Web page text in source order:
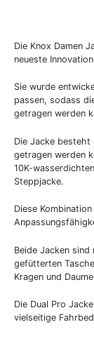
Die Knox Damen
neueste
Sie wurde
passen, sodass
getragen werden
Die Jacke besteht
getragen werden
10K-
Steppjacke.
Diese
Beide Jacken
gefütterten
Kragen und
Die Dual Pro
vielseitige